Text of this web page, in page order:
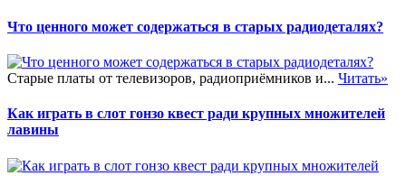
Что ценного может содержаться в старых радиодеталях?
Старые платы от телевизоров, радиоприёмников и... Читать»
Как играть в слот гонзо квест ради крупных множителей
лавины